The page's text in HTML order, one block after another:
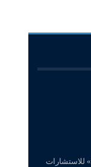
«وينرز – winners» منصة إلكترونية متخصصة في القطاع البنكي والمالي، تصدر عن شركة «BIC» للاستشارات